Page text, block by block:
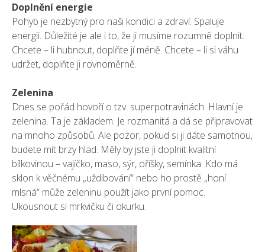
Doplnění energie
Pohyb je nezbytný pro naši kondici a zdraví. Spaluje
energii. Důležité je ale i to, že ji musíme rozumně doplnit.
Chcete – li hubnout, doplňte jí méně. Chcete – li si váhu
udržet, doplňte ji rovnoměrně.
Zelenina
Dnes se pořád hovoří o tzv. superpotravinách. Hlavní je
zelenina. Ta je základem. Je rozmanitá a dá se připravovat
na mnoho způsobů. Ale pozor, pokud si ji dáte samotnou,
budete mít brzy hlad. Měly by jste ji doplnit kvalitní
bílkovinou – vajíčko, maso, sýr, oříšky, semínka. Kdo má
sklon k věčnému „uždibování“ nebo ho prostě „honí
mlsná“ může zeleninu použít jako první pomoc.
Ukousnout si mrkvičku či okurku.